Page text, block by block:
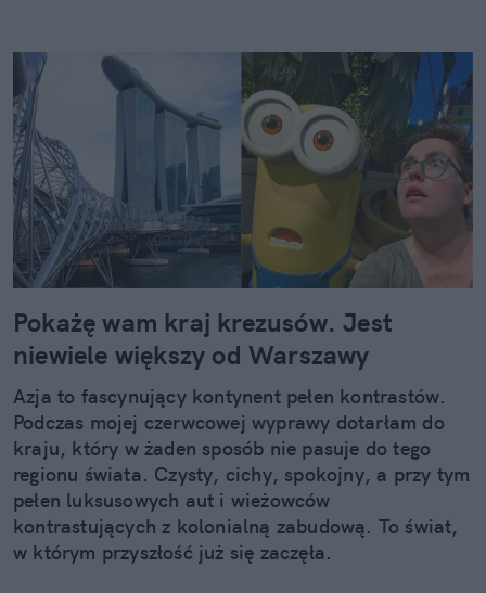
Pokażę wam kraj krezusów. Jest
niewiele większy od Warszawy
Azja to fascynujący kontynent pełen kontrastów.
Podczas mojej czerwcowej wyprawy dotarłam do
kraju, który w żaden sposób nie pasuje do tego
regionu świata. Czysty, cichy, spokojny, a przy tym
pełen luksusowych aut i wieżowców
kontrastujących z kolonialną zabudową. To świat,
w którym przyszłość już się zaczęła.